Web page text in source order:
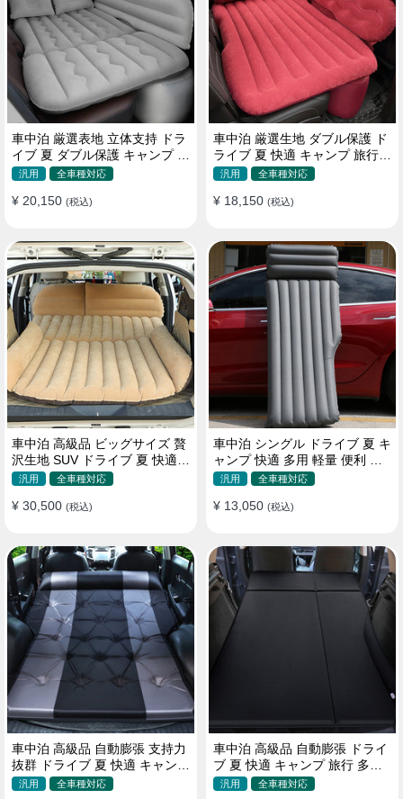
車中泊 厳選表地 立体支持 ドラ
イブ 夏 ダブル保護 キャンプ 旅
行 収納便利 取付簡単 全車種 エ
汎用 全車種対応
¥ 20,150 (税込)
車中泊 厳選生地 ダブル保護 ド
ライブ 夏 快適 キャンプ 旅行
収納便利 全車種 多色 エアーベ
汎用 全車種対応
¥ 18,150 (税込)
車中泊 高級品 ビッグサイズ 贅
沢生地 SUV ドライブ 夏 快適
キャンプ 旅行 収納便利 エアー
汎用 全車種対応
¥ 30,500 (税込)
車中泊 シングル ドライブ 夏 キ
ャンプ 快適 多用 軽量 便利 省
スペース 旅行 エアーベッド
汎用 全車種対応
¥ 13,050 (税込)
車中泊 高級品 自動膨張 支持力
抜群 ドライブ 夏 快適 キャンプ
旅行 省スペース エアーベッド
汎用 全車種対応
車中泊 高級品 自動膨張 ドライ
ブ 夏 快適 キャンプ 旅行 多用
取付簡単 収納便利 エアーベッ
汎用 全車種対応